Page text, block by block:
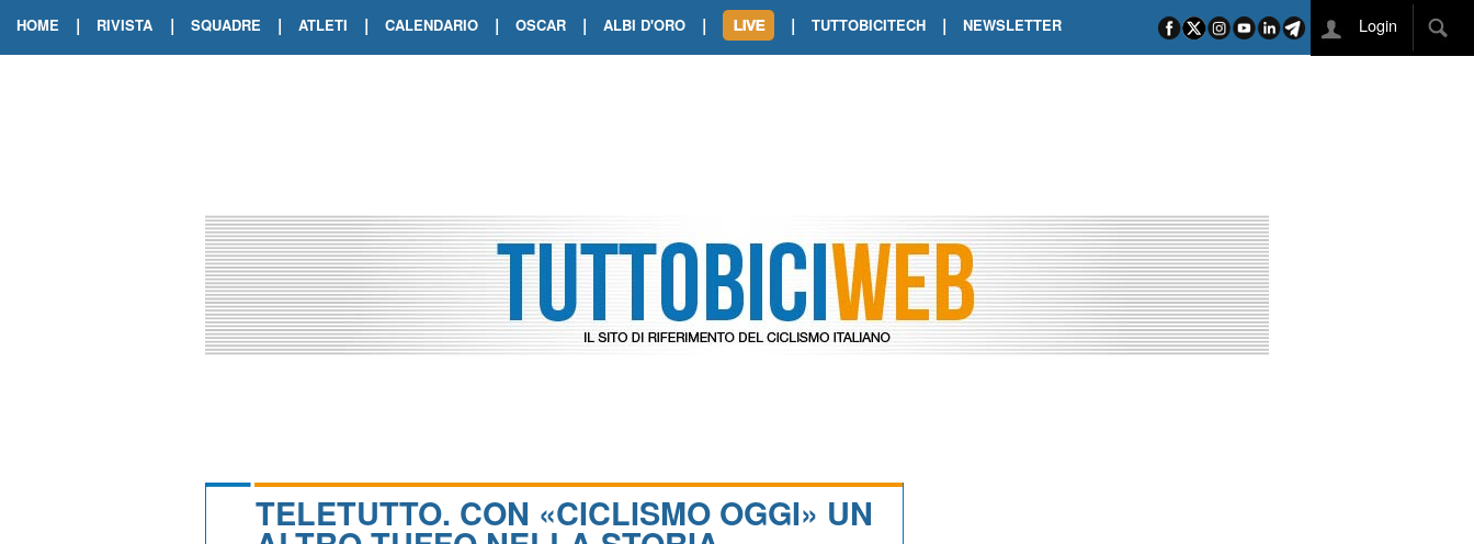
HOME | RIVISTA | SQUADRE | ATLETI | CALENDARIO | OSCAR | ALBI D'ORO |
TOUR DE FRANCE. ORCIERES-MERLETTE INCORONA CARAPAZ
TOUR DE FRANCE. A VOIRON TRIONFO DI PHILIPSEN SU SCHMID E KOOIJ
| TUTTOBICITECH | NEWSLETTER Login
TELETUTTO. CON «CICLISMO OGGI» UN